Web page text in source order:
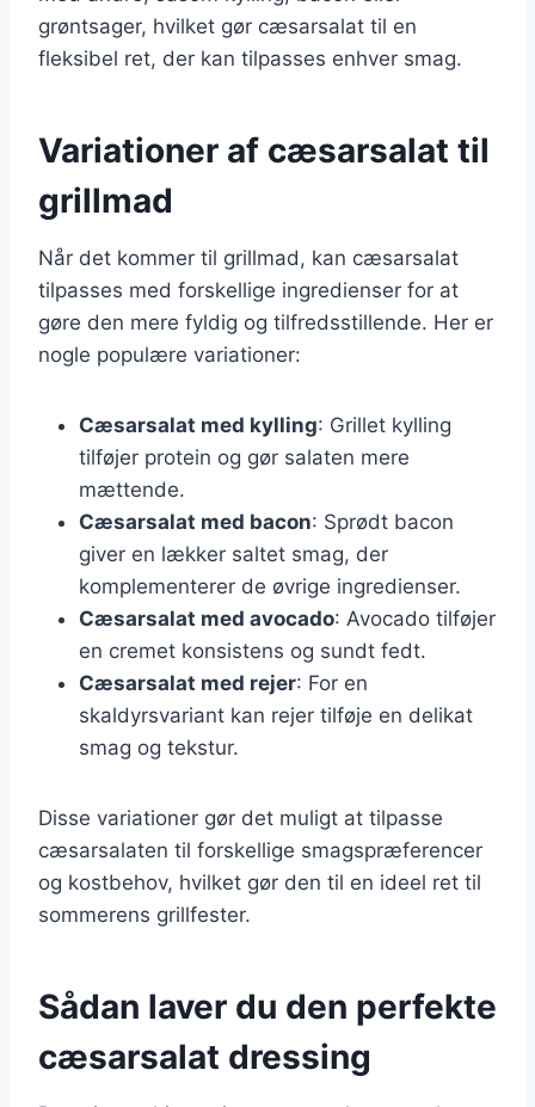
grøntsager, hvilket gør cæsarsalat til en
fleksibel ret, der kan tilpasses enhver smag.
Variationer af cæsarsalat til
grillmad
Når det kommer til grillmad, kan cæsarsalat
tilpasses med forskellige ingredienser for at
gøre den mere fyldig og tilfredsstillende. Her er
nogle populære variationer:
Cæsarsalat med kylling: Grillet kylling
tilføjer protein og gør salaten mere
mættende.
Cæsarsalat med bacon: Sprødt bacon
giver en lækker saltet smag, der
komplementerer de øvrige ingredienser.
Cæsarsalat med avocado: Avocado tilføjer
en cremet konsistens og sundt fedt.
Cæsarsalat med rejer: For en
skaldyrsvariant kan rejer tilføje en delikat
smag og tekstur.
Disse variationer gør det muligt at tilpasse
cæsarsalaten til forskellige smagspræferencer
og kostbehov, hvilket gør den til en ideel ret til
sommerens grillfester.
Sådan laver du den perfekte
cæsarsalat dressing